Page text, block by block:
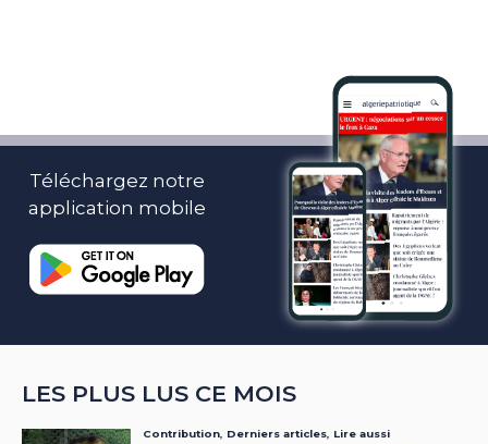
Téléchargez notre
application mobile
LES PLUS LUS CE MOIS